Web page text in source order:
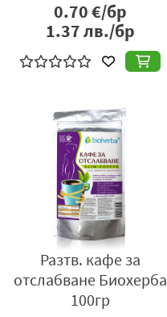
0.70€/бр
1.37лв./бр
Разтв. кафе за
отслабване Биохерба
100гр